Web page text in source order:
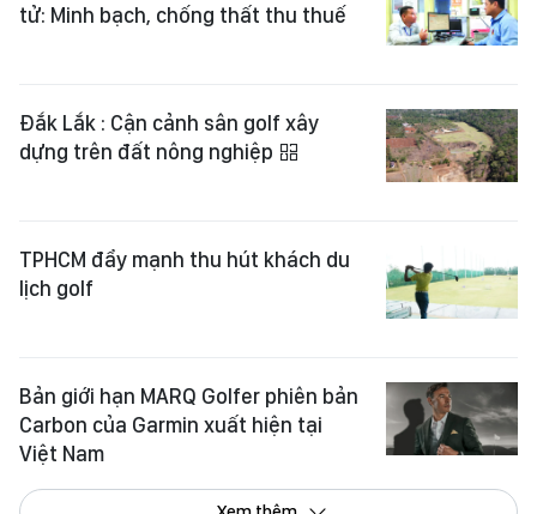
tử: Minh bạch, chống thất thu thuế
Đắk Lắk : Cận cảnh sân golf xây
dựng trên đất nông nghiệp
TPHCM đẩy mạnh thu hút khách du
lịch golf
Bản giới hạn MARQ Golfer phiên bản
Carbon của Garmin xuất hiện tại
Việt Nam